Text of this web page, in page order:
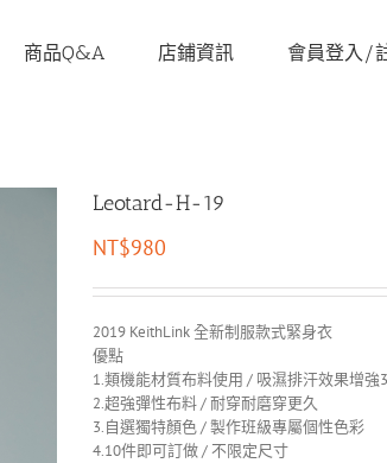
商品Q&A 店鋪資訊 會員登入/
Leotard-H-19
NT$980
2019 KeithLink 全新制服款式緊身衣
優點
1.類機能材質布料使用 / 吸濕排汗效果增強
2.超強彈性布料 / 耐穿耐磨穿更久
3.自選獨特顏色 / 製作班級專屬個性色彩
4.10件即可訂做 / 不限定尺寸